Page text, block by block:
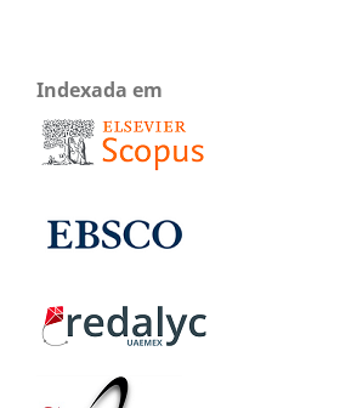
Indexada em